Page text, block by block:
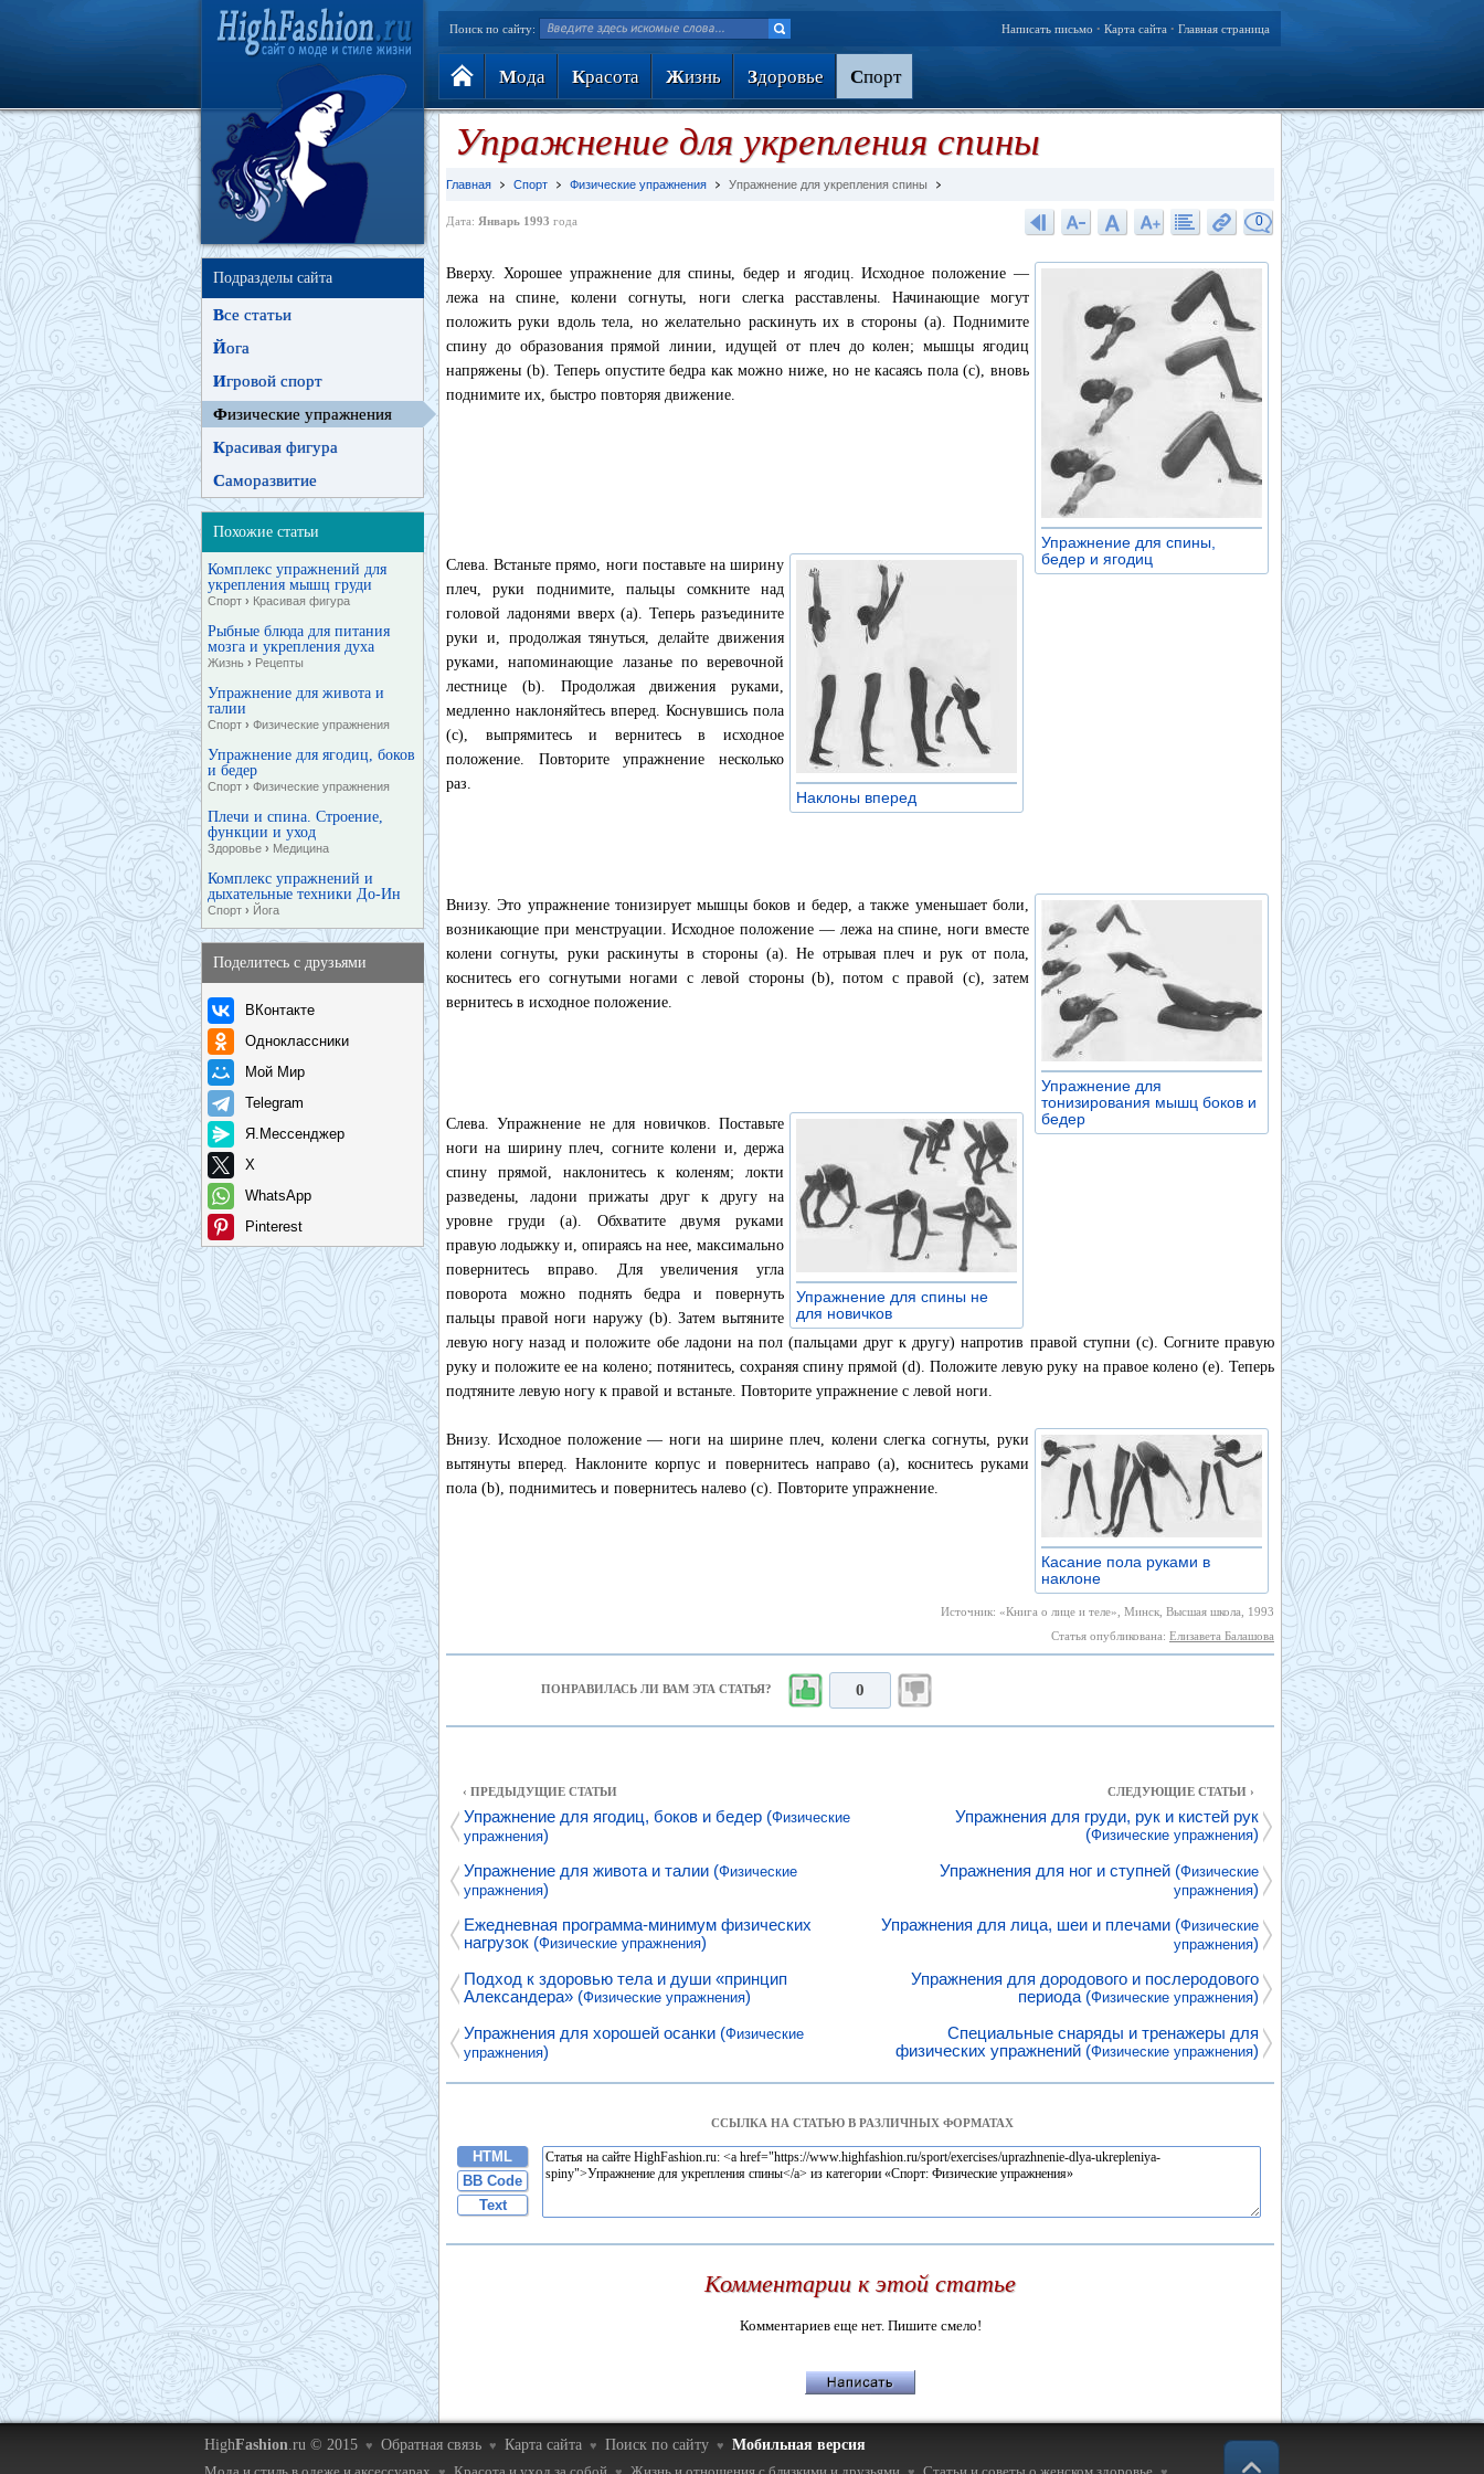
Поиск по сайту: Написать письмо • Карта сайта • Главная страница
Мода Красота Жизнь Здоровье Спорт
Подразделы сайта
Все статьи
Йога
Игровой спорт
Физические упражнения
Красивая фигура
Саморазвитие
Похожие статьи
Комплекс упражнений для
укрепления мышц груди
Спорт › Красивая фигура
Рыбные блюда для питания
мозга и укрепления духа
Жизнь › Рецепты
Упражнение для живота и
талии
Спорт › Физические упражнения
Упражнение для ягодиц, боков
и бедер
Спорт › Физические упражнения
Плечи и спина. Строение,
функции и уход
Здоровье › Медицина
Комплекс упражнений и
дыхательные техники До-Ин
Спорт › Йога
Поделитесь с друзьями
ВКонтакте
Одноклассники
Мой Мир
Telegram
Я.Мессенджер
X
WhatsApp
Pinterest
Упражнение для укрепления спины
Главная Спорт Физические упражнения Упражнение для укрепления спины
Дата: Январь 1993 года 0
Упражнение для спины,
бедер и ягодиц
Вверху. Хорошее упражнение для спины, бедер и ягодиц. Исходное положение —
лежа на спине, колени согнуты, ноги слегка расставлены. Начинающие могут
положить руки вдоль тела, но желательно раскинуть их в стороны (а). Поднимите
спину до образования прямой линии, идущей от плеч до колен; мышцы ягодиц
напряжены (b). Теперь опустите бедра как можно ниже, но не касаясь пола (с), вновь
поднимите их, быстро повторяя движение.
Наклоны вперед
Слева. Встаньте прямо, ноги поставьте на ширину
плеч, руки поднимите, пальцы сомкните над
головой ладонями вверх (а). Теперь разъедините
руки и, продолжая тянуться, делайте движения
руками, напоминающие лазанье по веревочной
лестнице (b). Продолжая движения руками,
медленно наклоняйтесь вперед. Коснувшись пола
(с), выпрямитесь и вернитесь в исходное
положение. Повторите упражнение несколько
раз.
Упражнение для
тонизирования мышц боков и
бедер
Внизу. Это упражнение тонизирует мышцы боков и бедер, а также уменьшает боли,
возникающие при менструации. Исходное положение — лежа на спине, ноги вместе
колени согнуты, руки раскинуты в стороны (а). Не отрывая плеч и рук от пола,
коснитесь его согнутыми ногами с левой стороны (b), потом с правой (с), затем
вернитесь в исходное положение.
Упражнение для спины не
для новичков
Слева. Упражнение не для новичков. Поставьте
ноги на ширину плеч, согните колени и, держа
спину прямой, наклонитесь к коленям; локти
разведены, ладони прижаты друг к другу на
уровне груди (а). Обхватите двумя руками
правую лодыжку и, опираясь на нее, максимально
повернитесь вправо. Для увеличения угла
поворота можно поднять бедра и повернуть
пальцы правой ноги наружу (b). Затем вытяните
левую ногу назад и положите обе ладони на пол (пальцами друг к другу) напротив правой ступни (с). Согните правую
руку и положите ее на колено; потянитесь, сохраняя спину прямой (d). Положите левую руку на правое колено (е). Теперь
подтяните левую ногу к правой и встаньте. Повторите упражнение с левой ноги.
Касание пола руками в
наклоне
Внизу. Исходное положение — ноги на ширине плеч, колени слегка согнуты, руки
вытянуты вперед. Наклоните корпус и повернитесь направо (а), коснитесь руками
пола (b), поднимитесь и повернитесь налево (с). Повторите упражнение.
Источник: «Книга о лице и теле», Минск, Высшая школа, 1993
Статья опубликована: Елизавета Балашова
ПОНРАВИЛАСЬ ЛИ ВАМ ЭТА СТАТЬЯ? 0
‹ ПРЕДЫДУЩИЕ СТАТЬИ
Упражнение для ягодиц, боков и бедер (Физические
упражнения)
Упражнение для живота и талии (Физические
упражнения)
Ежедневная программа-минимум физических
нагрузок (Физические упражнения)
Подход к здоровью тела и души «принцип
Александера» (Физические упражнения)
Упражнения для хорошей осанки (Физические
упражнения)
СЛЕДУЮЩИЕ СТАТЬИ ›
Упражнения для груди, рук и кистей рук
(Физические упражнения)
Упражнения для ног и ступней (Физические
упражнения)
Упражнения для лица, шеи и плечами (Физические
упражнения)
Упражнения для дородового и послеродового
периода (Физические упражнения)
Специальные снаряды и тренажеры для
физических упражнений (Физические упражнения)
ССЫЛКА НА СТАТЬЮ В РАЗЛИЧНЫХ ФОРМАТАХ
HTML
BB Code
Text
Комментарии к этой статье
Комментариев еще нет. Пишите смело!
HighFashion.ru © 2015 ♥ Обратная связь ♥ Карта сайта ♥ Поиск по сайту ♥
Мобильная версия